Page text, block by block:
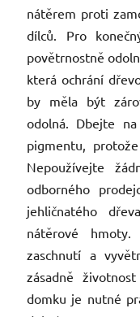
nátěrem proti
dílců. Pro
povětrnostně
která ochrání
by měla být
odolná. Dbejte
pigmentu,
Nepoužívejte
odborného
jehličnatého
nátěrové
zaschnutí a
zásadně
domku je nutné